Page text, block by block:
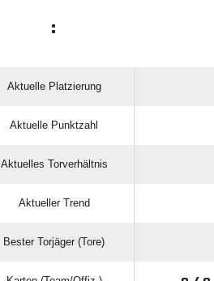
:
Aktuelle Platzierung
Aktuelle Punktzahl
Aktuelles Torverhältnis
Aktueller Trend
Bester Torjäger (Tore)